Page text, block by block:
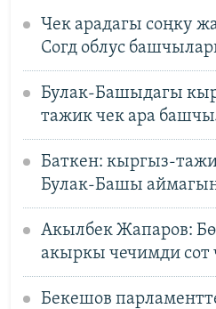
Чек арадагы соңку
Согд облус
Булак-Башыдагы
тажик чек ара
Баткен: кыргыз-
Булак-Башы
Акылбек Жапаров:
акыркы чечимди сот
Бекешов